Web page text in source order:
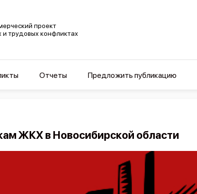
проект
и трудовых конфликтах
Отчеты Предложить публикацию
ЖКХ в Новосибирской области